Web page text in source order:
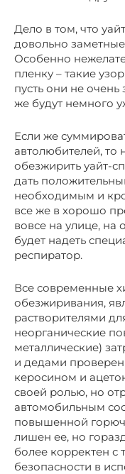
Дело в том, что
довольно
Особенно
пленку – такие
пусть они не
же будут немного
Если же
автолюбителей, то
обезжирить уайт-
дать
необходимым и
все же в хорошо
вовсе на улице,
будет надеть
респиратор.
Все современные
обезжиривания,
растворителями
неорганические
металлические)
и дедами
керосином и
своей ролью, но
автомобильным
повышенной
лишен ее, но
более корректен с
безопасности в